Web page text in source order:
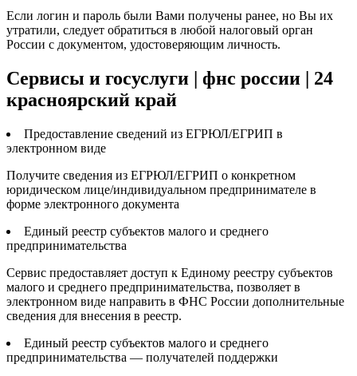
Если логин и пароль были Вами получены ранее, но Вы их
утратили, следует обратиться в любой налоговый орган
России с документом, удостоверяющим личность.
Сервисы и госуслуги | фнс россии | 24
красноярский край
Предоставление сведений из ЕГРЮЛ/ЕГРИП в
электронном виде
Получите сведения из ЕГРЮЛ/ЕГРИП о конкретном
юридическом лице/индивидуальном предпринимателе в
форме электронного документа
Единый реестр субъектов малого и среднего
предпринимательства
Сервис предоставляет доступ к Единому реестру субъектов
малого и среднего предпринимательства, позволяет в
электронном виде направить в ФНС России дополнительные
сведения для внесения в реестр.
Единый реестр субъектов малого и среднего
предпринимательства — получателей поддержки